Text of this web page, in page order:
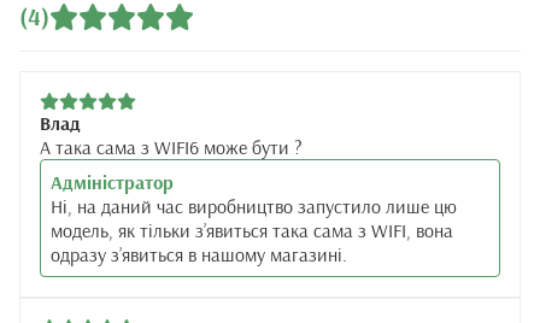
(4)
Влад
А така сама з WIFI6 може бути ?
Адміністратор
Ні, на даний час виробництво запустило лише цю
модель, як тільки з’явиться така сама з WIFI, вона
одразу з’явиться в нашому магазині.